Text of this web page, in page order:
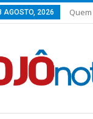
AGOSTO, 2026